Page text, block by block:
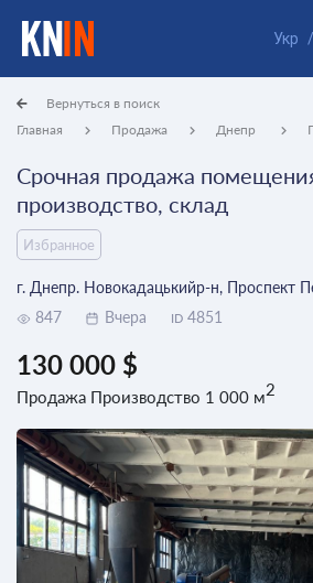
Укр /
Главная Продажа Днепр
Вернуться в поиск
Срочная продажа
производство, склад
Избранное
г. Днепр. Новокадацькийр-н, Проспект
847
Вчера ID 4851
130 000 $
Продажа Производство 1 000 м2